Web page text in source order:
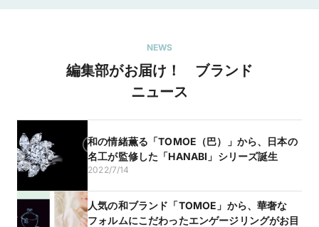
NEWS
編集部がお届け！ ブランド
ニュース
和の情緒薫る「TOMOE（巴）」から、日本の
名工が監修した「HANABI」シリーズ誕生
2022/7/14
人気の和ブランド「TOMOE」から、華奢な
フォルムにこだわったエンゲージリングがお目